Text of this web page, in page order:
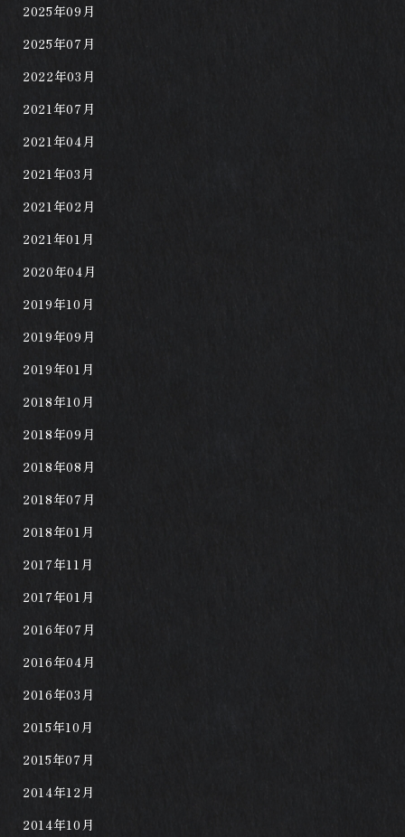
2025年09月
2025年07月
2022年03月
2021年07月
2021年04月
2021年03月
2021年02月
2021年01月
2020年04月
2019年10月
2019年09月
2019年01月
2018年10月
2018年09月
2018年08月
2018年07月
2018年01月
2017年11月
2017年01月
2016年07月
2016年04月
2016年03月
2015年10月
2015年07月
2014年12月
2014年10月